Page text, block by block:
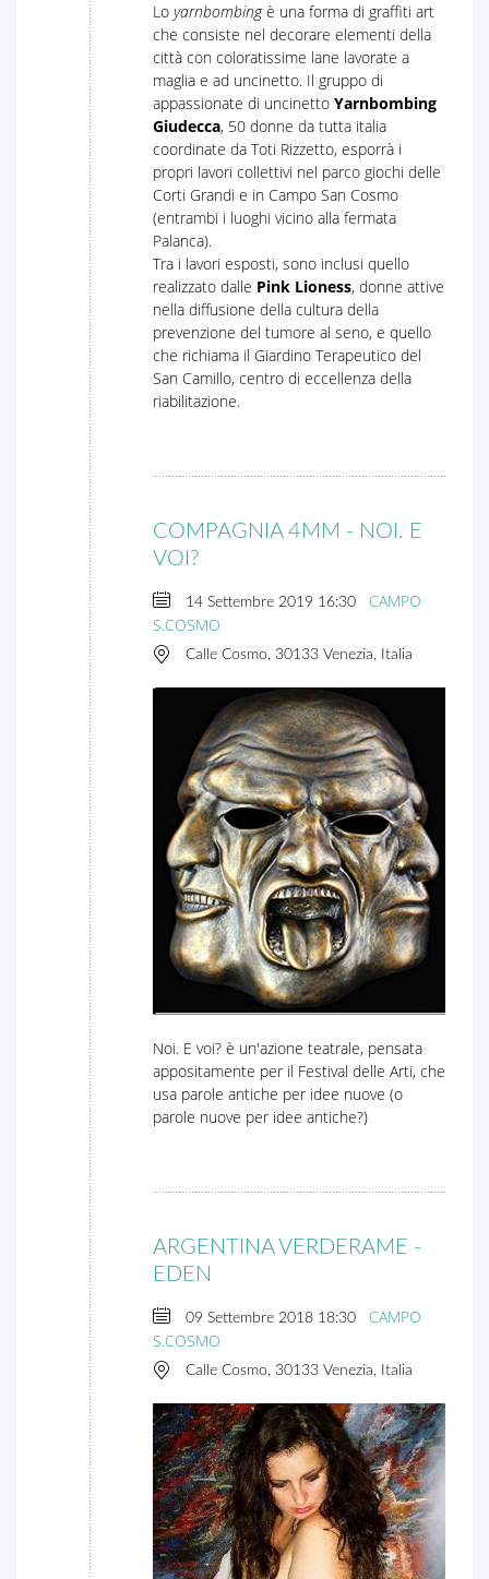
Lo yarnbombingè una forma di graffiti art
che consiste nel decorare elementi della
città con coloratissime lane lavorate a
maglia e ad uncinetto. Il gruppo di
appassionate di uncinetto Yarnbombing
Giudecca, 50 donne da tutta italia
coordinate da Toti Rizzetto, esporrà i
propri lavori collettivi nel parco giochi delle
Corti Grandi e in Campo San Cosmo
(entrambi i luoghi vicino alla fermata
Palanca).
Tra i lavori esposti, sono inclusi quello
realizzato dalle Pink Lioness, donne attive
nella diffusione della cultura della
prevenzione del tumore al seno, e quello
che richiama il Giardino Terapeutico del
San Camillo, centro di eccellenza della
riabilitazione.
COMPAGNIA 4MM - NOI. E
VOI?
14 Settembre 2019 16:30
CAMPO
S.COSMO
Calle Cosmo, 30133 Venezia, Italia
Noi. E voi? è un'azione teatrale, pensata
appositamente per il Festival delle Arti, che
usa parole antiche per idee nuove (o
parole nuove per idee antiche?)
ARGENTINA VERDERAME -
EDEN
09 Settembre 2018 18:30
CAMPO
S.COSMO
Calle Cosmo, 30133 Venezia, Italia